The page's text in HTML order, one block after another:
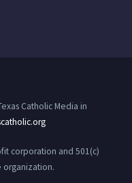
Catholic Media in
corporation and 501(c)
organization.